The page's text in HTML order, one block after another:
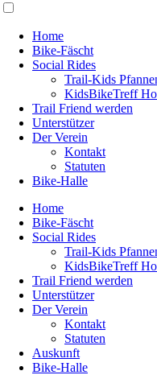
Home
Bike-Fäscht
Social Rides
Trail-Kids
KidsBikeTreff
Trail Friend werden
Unterstützer
Der Verein
Kontakt
Statuten
Bike-Halle
Home
Bike-Fäscht
Social Rides
Trail-Kids
KidsBikeTreff
Trail Friend werden
Unterstützer
Der Verein
Kontakt
Statuten
Auskunft
Bike-Halle